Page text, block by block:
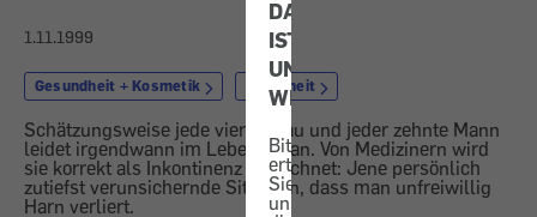
DATENSCHUTZ
IST
UNS
WICHTIG!
Bitte
erteilen
Sie
uns
1.11.1999
Gesundheit + Kosmetik Krankheit
Schätzungsweise jede vierte Frau und jeder zehnte Mann
leidet irgendwann im Leben daran. Von Medizinern wird
sie korrekt als Inkontinenz bezeichnet: Jene persönlich
zutiefst verunsichernde Situation, dass man unfreiwillig
Harn verliert.